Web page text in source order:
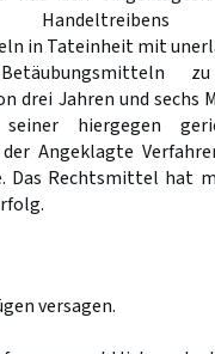
in Tateinheit mit
drei Jahren und sechs
hiergegen
Angeklagte
Das Rechtsmittel hat
versagen.